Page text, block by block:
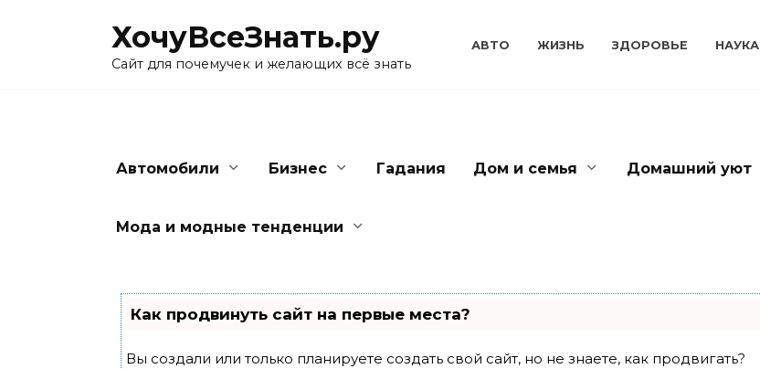
ХочуВсеЗнать.ру
Сайт для почемучек и желающих всё знать
АВТО ЖИЗНЬ ЗДОРОВЬЕ НАУКА
Автомобили Бизнес Гадания Дом и семья Домашний уют
Мода и модные тенденции
Как продвинуть сайт на первые места?
Вы создали или только планируете создать свой сайт, но не знаете, как продвигать?